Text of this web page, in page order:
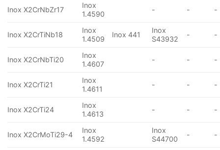
Inox X2CrNbZr17
Inox
1.4590
- - -
Inox X2CrTiNb18
Inox
1.4509
Inox 441
Inox
S43932
- -
Inox X2CrNbTi20
Inox
1.4607
- - -
Inox X2CrTi21
Inox
1.4611
- - -
Inox X2CrTi24
Inox
1.4613
- - -
Inox X2CrMoTi29-4
Inox
1.4592
Inox
S44700
- -